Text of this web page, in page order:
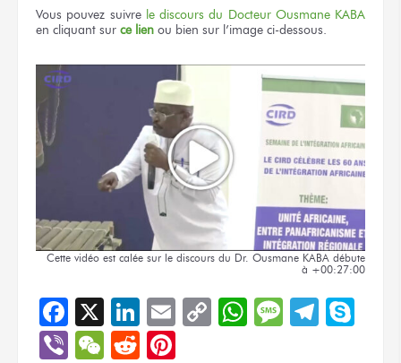
Vous pouvez suivre le discours du Docteur Ousmane KABA
en cliquant sur ce lien ou bien sur l’image ci-dessous.
Cette vidéo est calée sur le discours du Dr. Ousmane KABA débute
à +00:27:00
Facebook
X LinkedIn
EmailCopyWhatsApp
Message
ViberWeChat
Reddit